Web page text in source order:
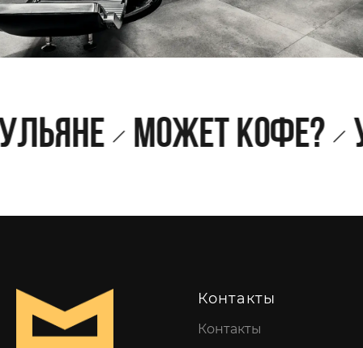
Может кофе? У
Контакты
Контакты